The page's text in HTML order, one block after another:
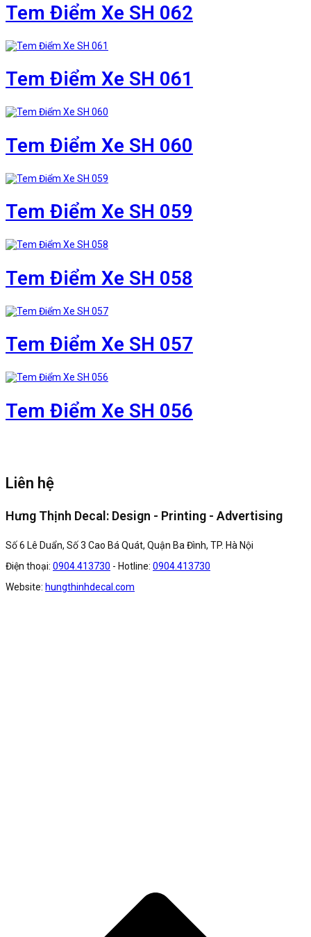
Tem Điểm Xe SH 062
Tem Điểm Xe SH 061
Tem Điểm Xe SH 060
Tem Điểm Xe SH 059
Tem Điểm Xe SH 058
Tem Điểm Xe SH 057
Tem Điểm Xe SH 056
Liên hệ
Hưng Thịnh Decal: Design - Printing - Advertising
Số 6 Lê Duẩn, Số 3 Cao Bá Quát, Quận Ba Đình, TP. Hà Nội
Điện thoại: 0904.413730 - Hotline: 0904.413730
Website: hungthinhdecal.com